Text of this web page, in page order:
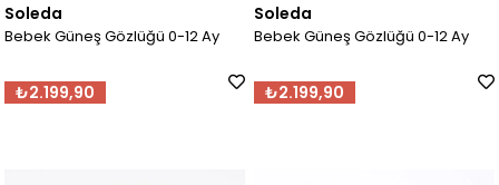
Soleda
Bebek Güneş Gözlüğü 0-12 Ay
₺2.199,90
Soleda
Bebek Güneş Gözlüğü 0-12 Ay
₺2.199,90